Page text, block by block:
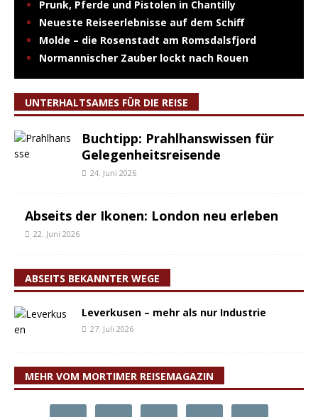
Prunk, Pferde und Pistolen in Chantilly
Neueste Reiseerlebnisse auf dem Schiff
Molde – die Rosenstadt am Romsdalsfjord
Normannischer Zauber lockt nach Rouen
UNTERHALTSAMES FÜR DIE REISE
Buchtipp: Prahlhanswissen für
Gelegenheitsreisende
24. Juni 2026
Abseits der Ikonen: London neu erleben
22. Juni 2026
ABSEITS BEKANNTER WEGE
Leverkusen – mehr als nur Industrie
27. Juli 2026
MEHR VOM MORTIMER REISEMAGAZIN